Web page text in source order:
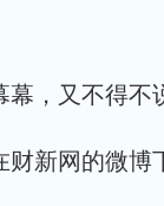
，又不得不
新网的微博